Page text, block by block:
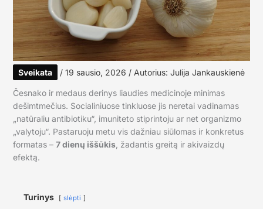
Sveikata / 19 sausio, 2026 / Autorius: Julija Jankauskienė
Česnako ir medaus derinys liaudies medicinoje minimas
dešimtmečius. Socialiniuose tinkluose jis neretai vadinamas
„natūraliu antibiotiku“, imuniteto stiprintoju ar net organizmo
„valytoju“. Pastaruoju metu vis dažniau siūlomas ir konkretus
formatas – 7 dienų iššūkis, žadantis greitą ir akivaizdų
efektą.
Turinys slėpti